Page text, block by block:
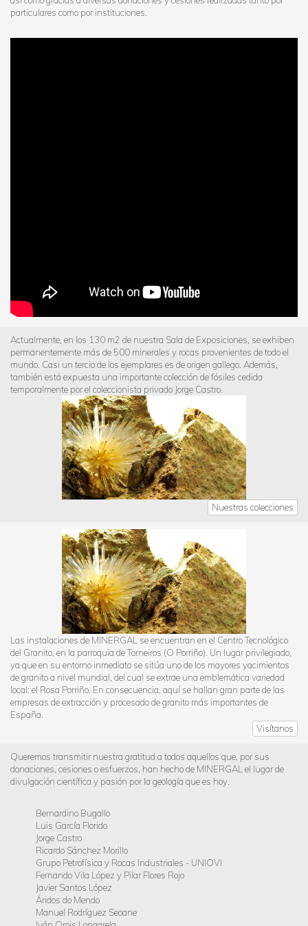
particulares como por instituciones.
Actualmente, en los 130 m2 de nuestra Sala de Exposiciones, se exhiben
permanentemente más de 500 minerales y rocas provenientes de todo el
mundo. Casi un tercio de los ejemplares es de origen gallego. Además,
también está expuesta una importante colección de fósiles cedida
temporalmente por el coleccionista privado Jorge Castro.
Nuestras colecciones
Las instalaciones de MINERGAL se encuentran en el Centro Tecnológico
del Granito, en la parroquia de Torneiros (O Porriño). Un lugar privilegiado,
ya que en su entorno inmediato se sitúa uno de los mayores yacimientos
de granito a nivel mundial, del cual se extrae una emblemática variedad
local: el Rosa Porriño. En consecuencia, aquí se hallan gran parte de las
empresas de extracción y procesado de granito más importantes de
España.
Visítanos
Queremos transmitir nuestra gratitud a todos aquellos que, por sus
donaciones, cesiones o esfuerzos, han hecho de MINERGAL el lugar de
divulgación científica y pasión por la geología que es hoy.
Bernardino Bugallo
Luis García Florido
Jorge Castro
Ricardo Sánchez Morillo
Grupo Petrofísica y Rocas Industriales - UNIOVI
Fernando Vila López y Pilar Flores Rojo
Javier Santos López
Áridos do Mendo
Manuel Rodríguez Seoane